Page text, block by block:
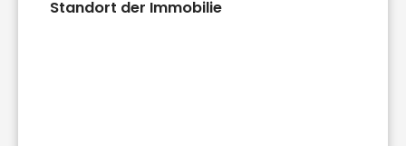
Standort der Immobilie